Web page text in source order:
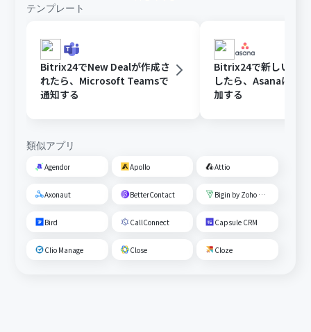
テンプレート
Bitrix24でNew Dealが作成さ
れたら、Microsoft Teamsで
通知する
Bitrix24で新しい
したら、Asanaにタ
加する
類似アプリ
Agendor Apollo Attio
Axonaut BetterContact Bigin by Zoho CRM
Bird CallConnect Capsule CRM
Clio Manage Close Cloze